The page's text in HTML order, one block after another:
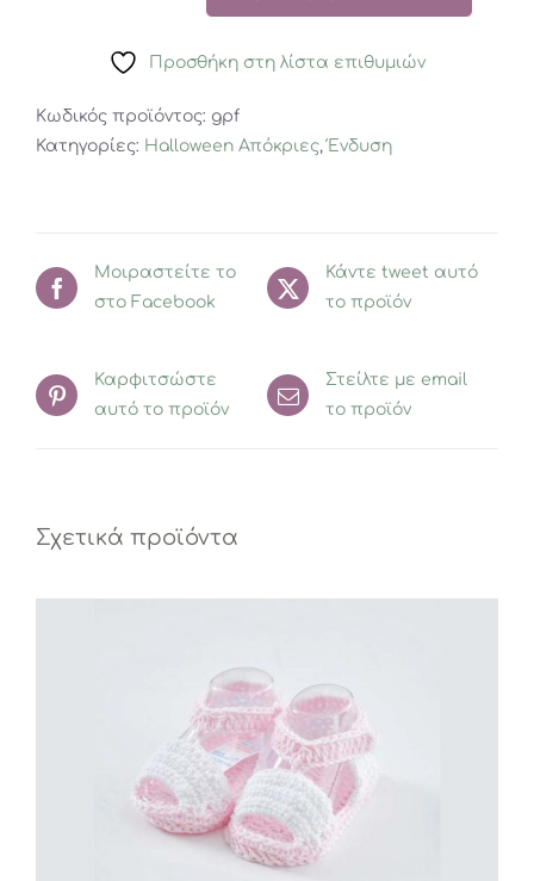
Στολή
με
φτερά
ποσότητα
Προσθήκη στη λίστα επιθυμιών
Κωδικός προϊόντος: gpf
Κατηγορίες: Halloween Απόκριες,Ένδυση
Μοιραστείτε το
στο Facebook
Κάντε tweet αυτό
το προϊόν
Καρφιτσώστε
αυτό το προϊόν
Στείλτε με email
το προϊόν
Σχετικά προϊόντα